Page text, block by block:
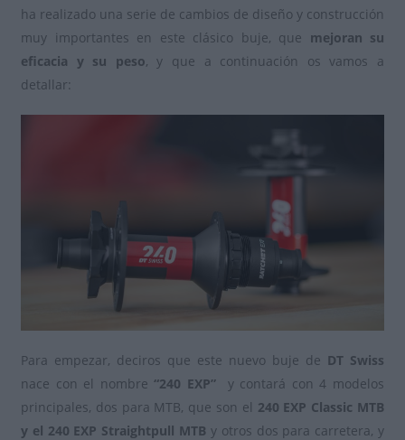
ha realizado una serie de cambios de diseño y construcción
muy importantes en este clásico buje, que mejoran su
eficacia y su peso, y que a continuación os vamos a
detallar:
Para empezar, deciros que este nuevo buje de DT Swiss
nace con el nombre “240 EXP”
y contará con 4 modelos
principales, dos para MTB, que son el 240 EXP Classic MTB
y el 240 EXP Straightpull MTB y otros dos para carretera, y